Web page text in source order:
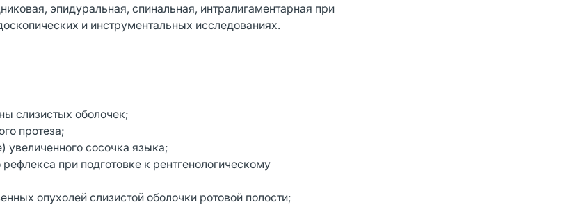
эпидуральная, спинальная, интралигаментарная при
и инструментальных исследованиях.
слизистых оболочек;
протеза;
увеличенного сосочка языка;
при подготовке к рентгенологическому
опухолей слизистой оболочки ротовой полости;